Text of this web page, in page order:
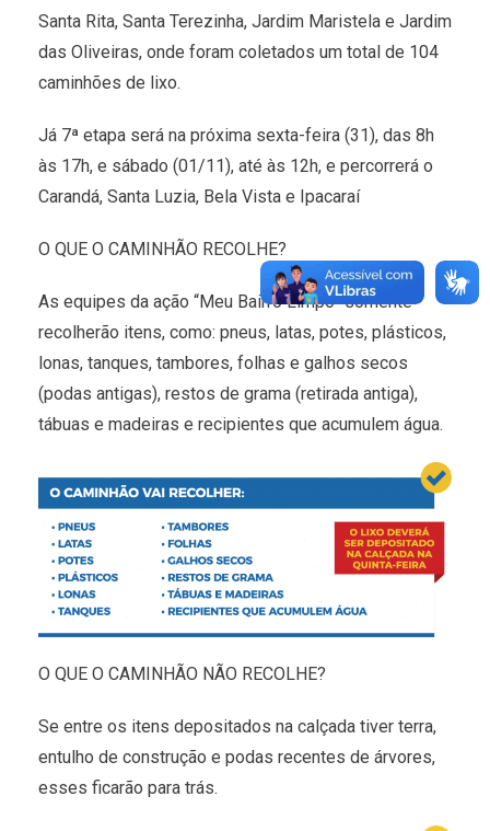
Santa Rita, Santa Terezinha, Jardim Maristela e Jardim
das Oliveiras, onde foram coletados um total de 104
caminhões de lixo.
Já 7ª etapa será na próxima sexta-feira (31), das 8h
às 17h, e sábado (01/11), até às 12h, e percorrerá o
Carandá, Santa Luzia, Bela Vista e Ipacaraí
O QUE O CAMINHÃO RECOLHE?
As equipes da ação “Meu Bairro Limpo” somente
recolherão itens, como: pneus, latas, potes, plásticos,
lonas, tanques, tambores, folhas e galhos secos
(podas antigas), restos de grama (retirada antiga),
tábuas e madeiras e recipientes que acumulem água.
O QUE O CAMINHÃO NÃO RECOLHE?
Se entre os itens depositados na calçada tiver terra,
entulho de construção e podas recentes de árvores,
esses ficarão para trás.